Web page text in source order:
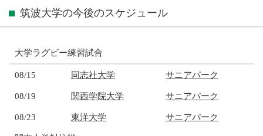
筑波大学の今後のスケジュール
大学ラグビー練習試合
08/15 同志社大学 サニアパーク
08/19 関西学院大学 サニアパーク
08/23 東洋大学 サニアパーク